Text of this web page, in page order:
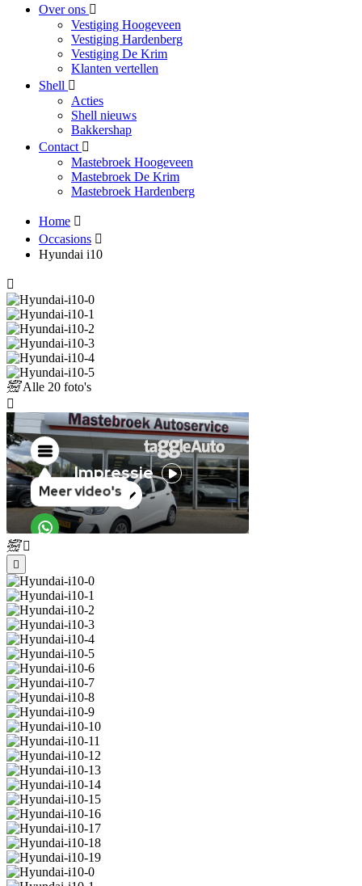
Over ons
Vestiging Hoogeveen
Vestiging Hardenberg
Vestiging De Krim
Klanten vertellen
Shell
Acties
Shell nieuws
Bakkershap
Contact
Mastebroek Hoogeveen
Mastebroek De Krim
Mastebroek Hardenberg
Home
Occasions
Hyundai i10
Alle 20 foto's